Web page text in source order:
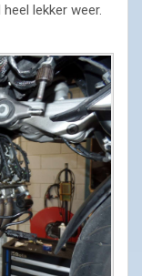
lekker weer.